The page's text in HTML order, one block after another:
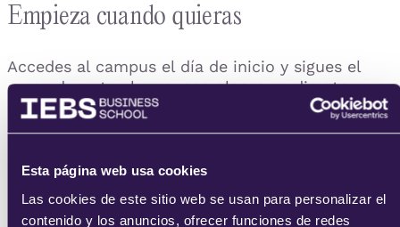
Esta página web usa cookies
Las cookies de este sitio web se usan para personalizar el
contenido y los anuncios, ofrecer funciones de redes
Empieza cuando quieras
Accedes al campus el día de inicio y sigues el
curso durante el mes, con clases en directo.
04
Consigue tu certificado